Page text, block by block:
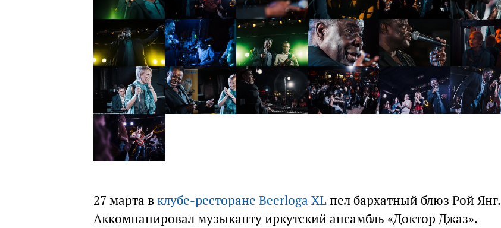
27 марта в клубе-ресторане Beerloga XLпел бархатный блюз Рой Янг.
Аккомпанировал музыканту иркутский ансамбль «Доктор Джаз».